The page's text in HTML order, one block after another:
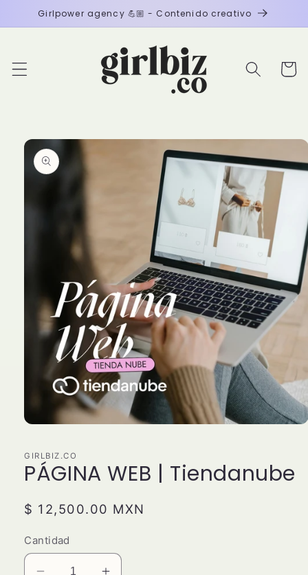
directamente
al contenido
Girlpower agency 💪🏼 - Contenido creativo
Carrito
directamente
información
del producto
1
en
una
GIRLBIZ.CO
PÁGINA WEB | Tiendanube
Precio
$ 12,500.00 MXN
Cantidad